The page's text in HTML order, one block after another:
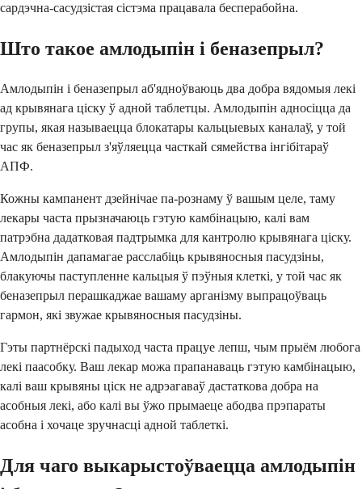
сардэчна-сасудзістая сістэма працавала бесперабойна.
Што такое амлодыпін і беназепрыл?
Амлодыпін і беназепрыл аб'ядноўваюць два добра вядомыя лекі
ад крывянага ціску ў адной таблетцы. Амлодыпін адносіцца да
групы, якая называецца блокатары кальцыевых каналаў, у той
час як беназепрыл з'яўляецца часткай сямейства інгібітараў
АПФ.
Кожны кампанент дзейнічае па-рознаму ў вашым целе, таму
лекары часта прызначаюць гэтую камбінацыю, калі вам
патрэбна дадатковая падтрымка для кантролю крывянага ціску.
Амлодыпін дапамагае расслабіць крывяносныя пасудзіны,
блакуючы паступленне кальцыя ў пэўныя клеткі, у той час як
беназепрыл перашкаджае вашаму арганізму выпрацоўваць
гармон, які звужае крывяносныя пасудзіны.
Гэты партнёрскі падыход часта працуе лепш, чым прыём любога
лекі паасобку. Ваш лекар можа прапанаваць гэтую камбінацыю,
калі ваш крывяны ціск не адрэагаваў дастаткова добра на
асобныя лекі, або калі вы ўжо прымаеце абодва прэпараты
асобна і хочаце зручнасці адной таблеткі.
Для чаго выкарыстоўваецца амлодыпін